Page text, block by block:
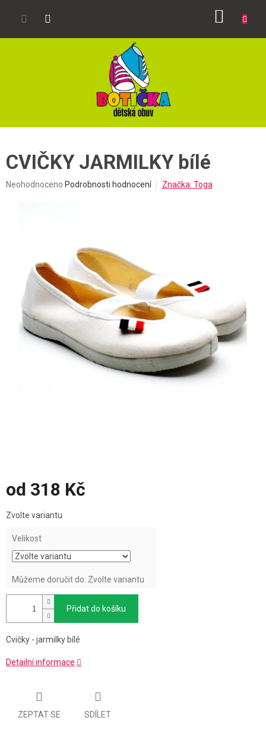
CVIČKY JARMILKY bílé
Průměrné
hvězdiček.
Neohodnoceno Podrobnosti hodnocení Značka: Toga
od 318 Kč
cena:
Zvolte variantu
Velikost
Můžeme doručit do: Zvolte variantu
Přidat do košíku
Cvičky - jarmilky bílé
Detailní informace
ZEPTAT SE SDÍLET